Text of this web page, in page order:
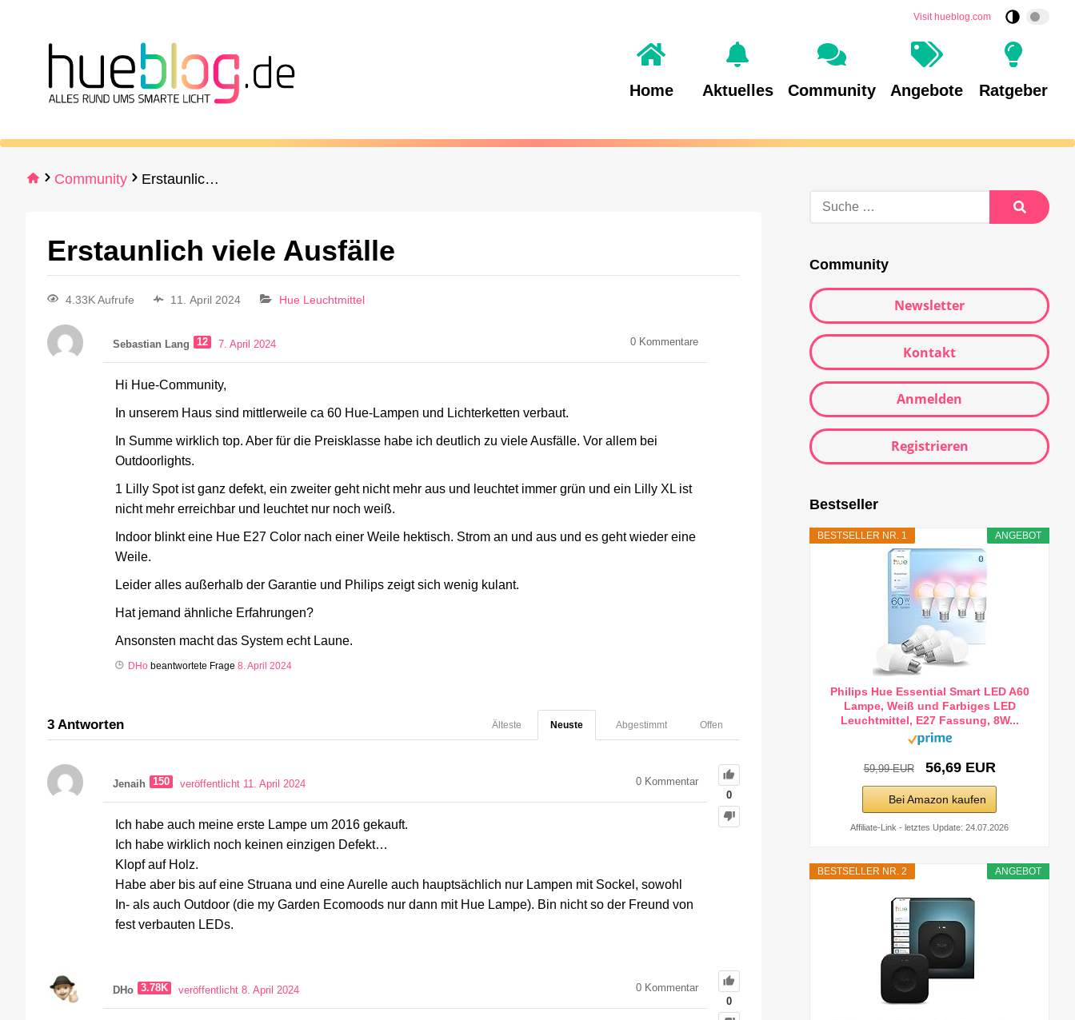
Visit hueblog.com
Home Aktuelles Community Angebote Ratgeber
Community Erstaunlich viele Ausfälle
Erstaunlich viele Ausfälle
4.33K Aufrufe 11. April 2024 Hue Leuchtmittel
Sebastian Lang 12 7. April 2024 0 Kommentare
Hi Hue-Community,
In unserem Haus sind mittlerweile ca 60 Hue-Lampen und Lichterketten verbaut.
In Summe wirklich top. Aber für die Preisklasse habe ich deutlich zu viele Ausfälle. Vor allem bei
Outdoorlights.
1 Lilly Spot ist ganz defekt, ein zweiter geht nicht mehr aus und leuchtet immer grün und ein Lilly XL ist
nicht mehr erreichbar und leuchtet nur noch weiß.
Indoor blinkt eine Hue E27 Color nach einer Weile hektisch. Strom an und aus und es geht wieder eine
Weile.
Leider alles außerhalb der Garantie und Philips zeigt sich wenig kulant.
Hat jemand ähnliche Erfahrungen?
Ansonsten macht das System echt Laune.
DHo beantwortete Frage 8. April 2024
3 Antworten Offen
Abgestimmt
Neuste
Älteste
0
Jenaih 150 veröffentlicht 11. April 2024 0 Kommentar
Ich habe auch meine erste Lampe um 2016 gekauft.
Ich habe wirklich noch keinen einzigen Defekt…
Klopf auf Holz.
Habe aber bis auf eine Struana und eine Aurelle auch hauptsächlich nur Lampen mit Sockel, sowohl
In- als auch Outdoor (die my Garden Ecomoods nur dann mit Hue Lampe). Bin nicht so der Freund von
fest verbauten LEDs.
0
DHo 3.78K veröffentlicht 8. April 2024 0 Kommentar
Community
Newsletter
Kontakt
Anmelden
Registrieren
Bestseller
ANGEBOT
BESTSELLER NR. 1
Philips Hue Essential Smart LED A60
Lampe, Weiß und Farbiges LED
Leuchtmittel, E27 Fassung, 8W...
59,99 EUR 56,69 EUR
Bei Amazon kaufen
Affiliate-Link - letztes Update: 24.07.2026
ANGEBOT
BESTSELLER NR. 2